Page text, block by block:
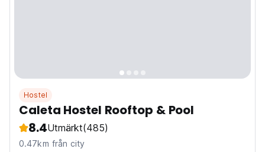
Hostel
Caleta Hostel Rooftop & Pool
8.4Utmärkt(485)
0.47km från city